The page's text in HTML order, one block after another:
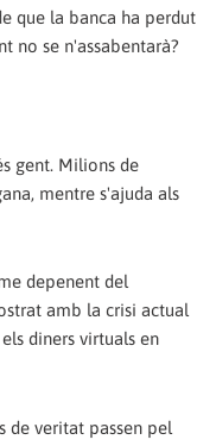
que la banca ha perdut
no se n'assabentarà?
gent. Milions de
mentre s'ajuda als
depenent del
amb la crisi actual
diners virtuals en
de veritat passen pel